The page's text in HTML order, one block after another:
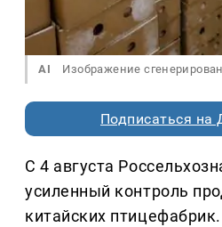
AI Изображение
Подписаться на
С 4 августа
усиленный контроль
китайских